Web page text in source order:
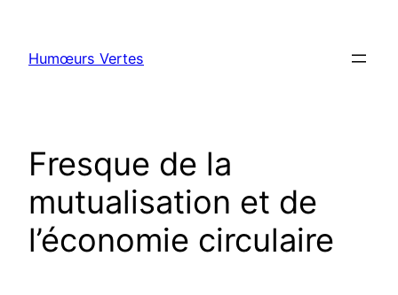
contenu
Humœurs Vertes
Fresque de la
mutualisation et de
l’économie circulaire